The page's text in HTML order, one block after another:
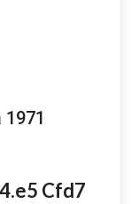
Cfd7